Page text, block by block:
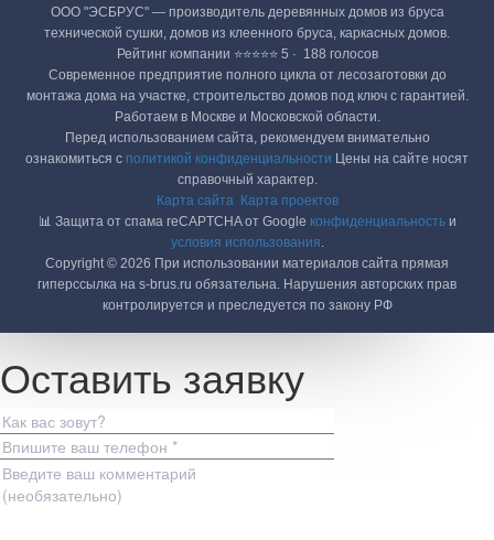
ООО "ЭСБРУС" — производитель деревянных домов из бруса
технической сушки, домов из клеенного бруса, каркасных домов.
Рейтинг компании ⭐⭐⭐⭐⭐ 5 · ‎ 188 голосов
Современное предприятие полного цикла от лесозаготовки до
монтажа дома на участке, строительство домов под ключ с гарантией.
Работаем в Москве и Московской области.
Перед использованием сайта, рекомендуем внимательно
ознакомиться с политикой конфиденциальности Цены на сайте носят
справочный характер.
Карта сайта
Карта проектов
📊 Защита от спама reCAPTCHA от Google конфиденциальностьи
условия использования.
Copyright © 2026 При использовании материалов сайта прямая
гиперссылка на s-brus.ru обязательна. Нарушения авторских прав
контролируется и преследуется по закону РФ
Оставить заявку